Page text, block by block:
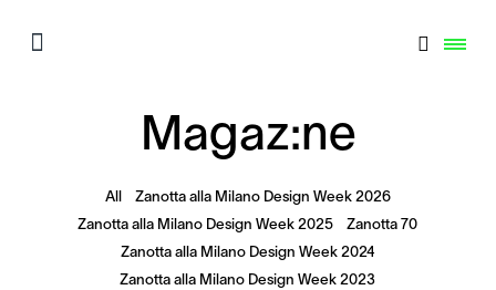
Magaz:ne
All
Zanotta alla Milano Design Week 2026
Zanotta alla Milano Design Week 2025
Zanotta 70
Zanotta alla Milano Design Week 2024
Zanotta alla Milano Design Week 2023